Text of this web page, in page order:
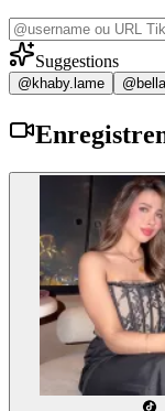
Suggestions
@khaby.lame